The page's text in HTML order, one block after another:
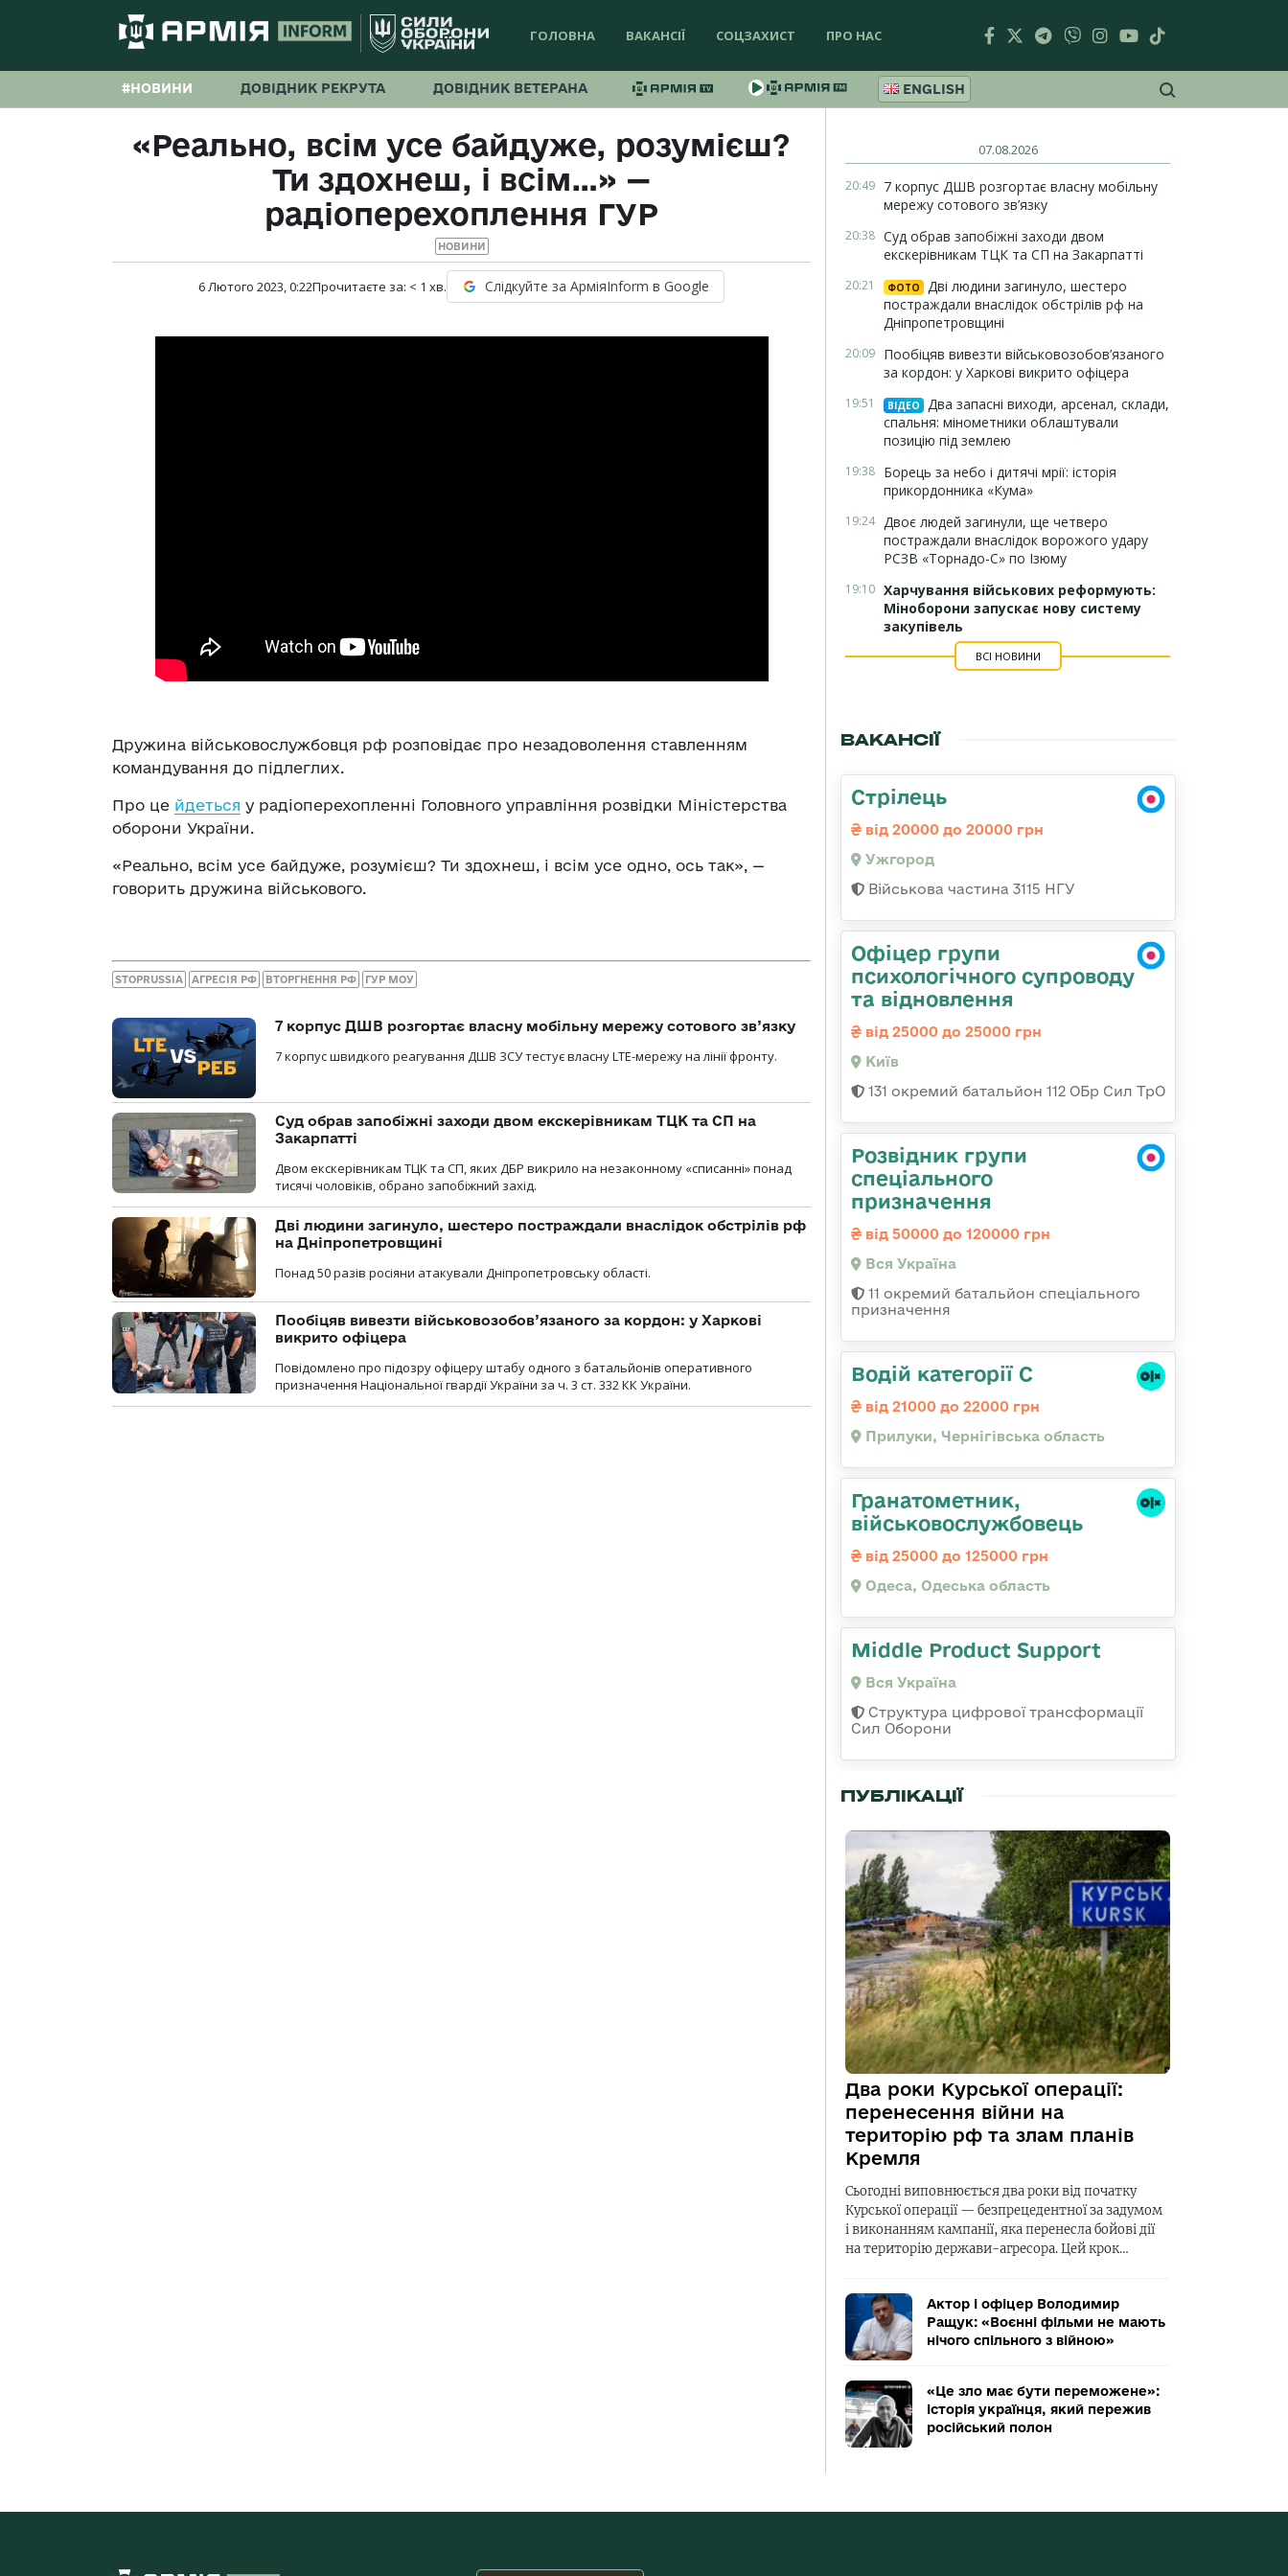
ГОЛОВНА ВАКАНСІЇ СОЦЗАХИСТ ПРО НАС
#НОВИНИ ДОВІДНИК РЕКРУТА ДОВІДНИК ВЕТЕРАНА ENGLISH
«Реально, всім усе байдуже, розумієш?
Ти здохнеш, і всім…» —
радіоперехоплення ГУР
НОВИНИ
6 Лютого 2023, 0:22Прочитаєте за: < 1 хв. Слідкуйте за АрміяInform в Google
Дружина військовослужбовця рф розповідає про незадоволення ставленням
командування до підлеглих.
Про це йдеться у радіоперехопленні Головного управління розвідки Міністерства
оборони України.
«Реально, всім усе байдуже, розумієш? Ти здохнеш, і всім усе одно, ось так», —
говорить дружина військового.
STOPRUSSIA АГРЕСІЯ РФ ВТОРГНЕННЯ РФ ГУР МОУ
7 корпус ДШВ розгортає власну мобільну мережу сотового зв’язку
7 корпус швидкого реагування ДШВ ЗСУ тестує власну LTE-мережу на лінії фронту.
Суд обрав запобіжні заходи двом екскерівникам ТЦК та СП на
Закарпатті
Двом екскерівникам ТЦК та СП, яких ДБР викрило на незаконному «списанні» понад
тисячі чоловіків, обрано запобіжний захід.
Дві людини загинуло, шестеро постраждали внаслідок обстрілів рф
на Дніпропетровщині
Понад 50 разів росіяни атакували Дніпропетровську області.
Пообіцяв вивезти військовозобов’язаного за кордон: у Харкові
викрито офіцера
Повідомлено про підозру офіцеру штабу одного з батальйонів оперативного
призначення Національної гвардії України за ч. 3 ст. 332 КК України.
07.08.2026
20:49 7 корпус ДШВ розгортає власну мобільну
мережу сотового зв’язку
20:38 Суд обрав запобіжні заходи двом
екскерівникам ТЦК та СП на Закарпатті
20:21 ФОТО
Дві людини загинуло, шестеро
постраждали внаслідок обстрілів рф на
Дніпропетровщині
20:09 Пообіцяв вивезти військовозобов’язаного
за кордон: у Харкові викрито офіцера
19:51 ВІДЕО
Два запасні виходи, арсенал, склади,
спальня: мінометники облаштували
позицію під землею
19:38 Борець за небо і дитячі мрії: історія
прикордонника «Кума»
19:24 Двоє людей загинули, ще четверо
постраждали внаслідок ворожого удару
РСЗВ «Торнадо-С» по Ізюму
19:10 Харчування військових реформують:
Міноборони запускає нову систему
закупівель
ВСІ НОВИНИ
ВАКАНСІЇ
Стрілець
від 20000 до 20000 грн
Ужгород
Військова частина 3115 НГУ
Офіцер групи
психологічного супроводу
та відновлення
від 25000 до 25000 грн
Київ
131 окремий батальйон 112 ОБр Сил ТрО
Розвідник групи
спеціального
призначення
від 50000 до 120000 грн
Вся Україна
11 окремий батальйон спеціального
призначення
Водій категорії С
від 21000 до 22000 грн
Прилуки, Чернігівська область
Гранатометник,
військовослужбовець
від 25000 до 125000 грн
Одеса, Одеська область
Middle Product Support
Вся Україна
Структура цифрової трансформації
Сил Оборони
ПУБЛІКАЦІЇ
Два роки Курської операції:
перенесення війни на
територію рф та злам планів
Кремля
Сьогодні виповнюється два роки від початку
Курської операції — безпрецедентної за задумом
і виконанням кампанії, яка перенесла бойові дії
на територію держави-агресора. Цей крок…
Актор і офіцер Володимир
Ращук: «Воєнні фільми не мають
нічого спільного з війною»
«Це зло має бути переможене»:
історія українця, який пережив
російський полон